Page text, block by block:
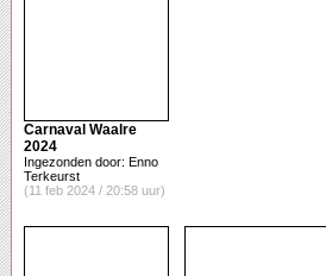
Carnaval Waalre
2024
Ingezonden door: Enno
Terkeurst
(11 feb 2024 / 20:58 uur)